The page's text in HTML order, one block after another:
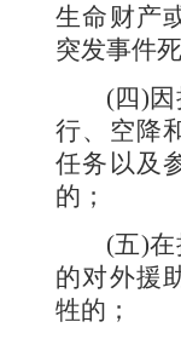
生命财产
突发事件
(四)
行、空降
任务以及
的；
(五)在
的对外援
牲的；